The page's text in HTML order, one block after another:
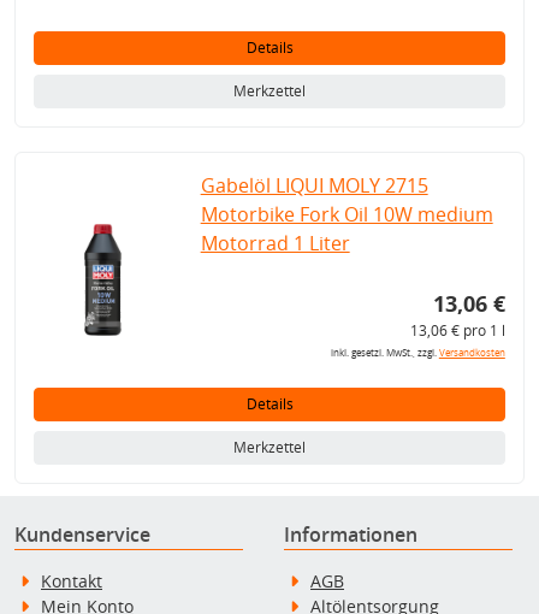
Details
Merkzettel
Gabelöl LIQUI MOLY 2715
Motorbike Fork Oil 10W medium
Motorrad 1 Liter
13,06 €
13,06 € pro 1 l
inkl. gesetzl. MwSt., zzgl.Versandkosten
Details
Merkzettel
Kundenservice
Kontakt
Mein Konto
Informationen
AGB
Altölentsorgung